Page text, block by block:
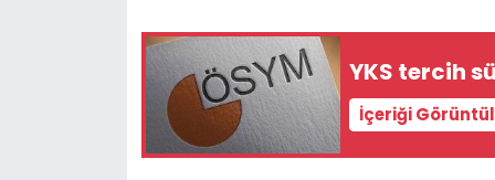
YKS tercih
İçeriği